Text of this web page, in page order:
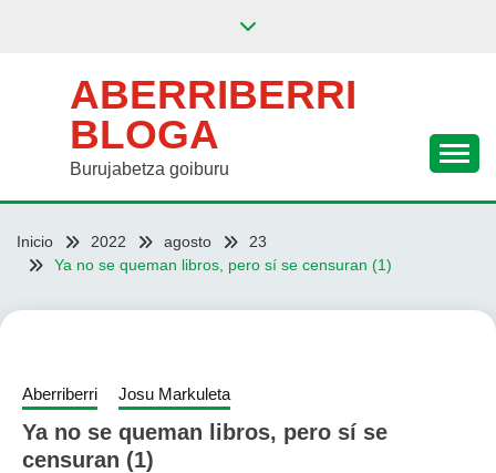
ABERRIBERRI
BLOGA
Burujabetza goiburu
Inicio 2022 agosto
23
Ya no se queman libros, pero sí se censuran (1)
Aberriberri Josu Markuleta
Ya no se queman libros, pero sí se
censuran (1)